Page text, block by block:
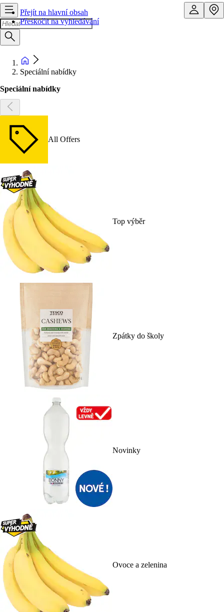
Přejít na hlavní obsah
Přeskočit na vyhledávání
Speciální nabídky
Speciální nabídky
All Offers
Top výběr
Zpátky do školy
Novinky
Ovoce a zelenina